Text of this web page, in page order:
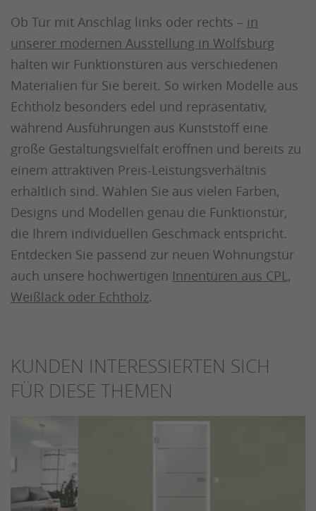
Ob Tür mit Anschlag links oder rechts – in
unserer modernen Ausstellung in Wolfsburg
halten wir Funktionstüren aus verschiedenen
Materialien für Sie bereit. So wirken Modelle aus
Echtholz besonders edel und repräsentativ,
während Ausführungen aus Kunststoff eine
große Gestaltungsvielfalt eröffnen und bereits zu
einem attraktiven Preis-Leistungsverhältnis
erhältlich sind. Wählen Sie aus vielen Farben,
Designs und Modellen genau die Funktionstür,
die Ihrem individuellen Geschmack entspricht.
Entdecken Sie passend zur neuen Wohnungstür
auch unsere hochwertigen Innentüren aus CPL,
Weißlack oder Echtholz.
KUNDEN INTERESSIERTEN SICH
FÜR DIESE THEMEN